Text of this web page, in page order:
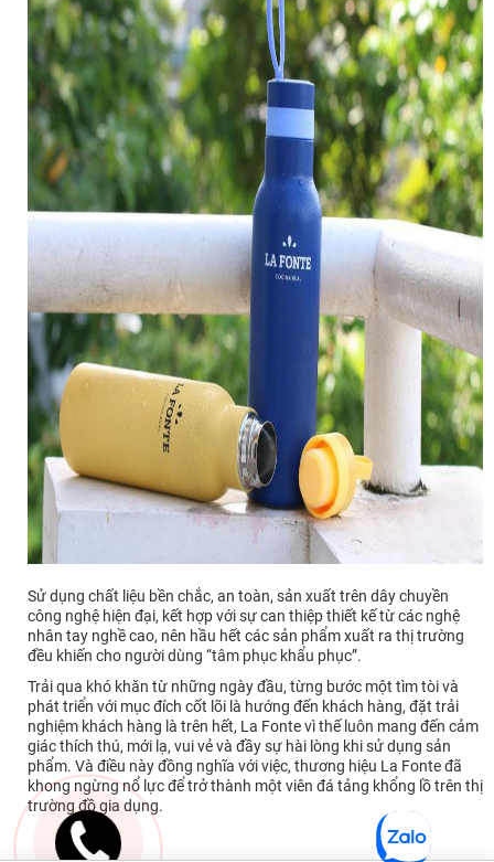
Sử dụng chất liệu bền chắc, an toàn, sản xuất trên dây chuyền
công nghệ hiện đại, kết hợp với sự can thiệp thiết kế từ các nghệ
nhân tay nghề cao, nên hầu hết các sản phẩm xuất ra thị trường
đều khiến cho người dùng “tâm phục khẩu phục”.
Trải qua khó khăn từ những ngày đầu, từng bước một tìm tòi và
phát triển với mục đích cốt lõi là hướng đến khách hàng, đặt trải
nghiệm khách hàng là trên hết, La Fonte vì thế luôn mang đến cảm
giác thích thú, mới lạ, vui vẻ và đầy sự hài lòng khi sử dụng sản
phẩm. Và điều này đồng nghĩa với việc, thương hiệu La Fonte đã
khong ngừng nổ lực để trở thành một viên đá tảng khổng lồ trên thị
trường đồ gia dụng.